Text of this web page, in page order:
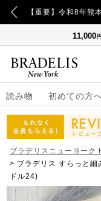
11,000
読み物 初めての方
ブラデリスニューヨーク
ブラデリス すらっと
ドル24)